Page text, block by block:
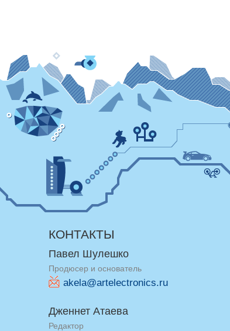
КОНТАКТЫ
Павел Шулешко
Продюсер и основатель
akela@artelectronics.ru
Дженнет Атаева
Редактор